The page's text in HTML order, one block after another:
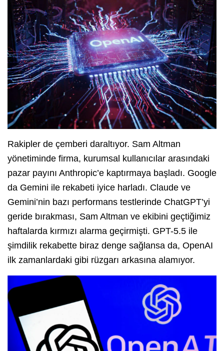
Rakipler de çemberi daraltıyor. Sam Altman
yönetiminde firma, kurumsal kullanıcılar arasındaki
pazar payını Anthropic’e kaptırmaya başladı. Google
da Gemini ile rekabeti iyice harladı. Claude ve
Gemini’nin bazı performans testlerinde ChatGPT’yi
geride bırakması, Sam Altman ve ekibini geçtiğimiz
haftalarda kırmızı alarma geçirmişti. GPT-5.5 ile
şimdilik rekabette biraz denge sağlansa da, OpenAI
ilk zamanlardaki gibi rüzgarı arkasına alamıyor.